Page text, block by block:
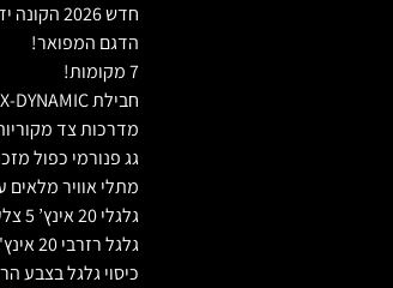
חדש 2026 הקונה יד 00!
הדגם המפואר!
7 מקומות!
חבילת X-DYNAMIC כולל השחרות בכל חלקי הכרום,
מדרכות צד
גג פנורמי כפול
מתלי אוויר
גלגלי 20 אינץ’ 5 צלעות מושחרים
גלגל רזרבי 20 אינץ'
כיסוי גלגל בצבע